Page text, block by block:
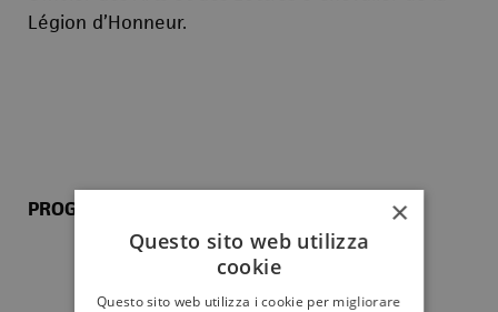
Légion d’Honneur.
PROGRAMMA ×
Questo sito web utilizza
cookie
Questo sito web utilizza i cookie per migliorare